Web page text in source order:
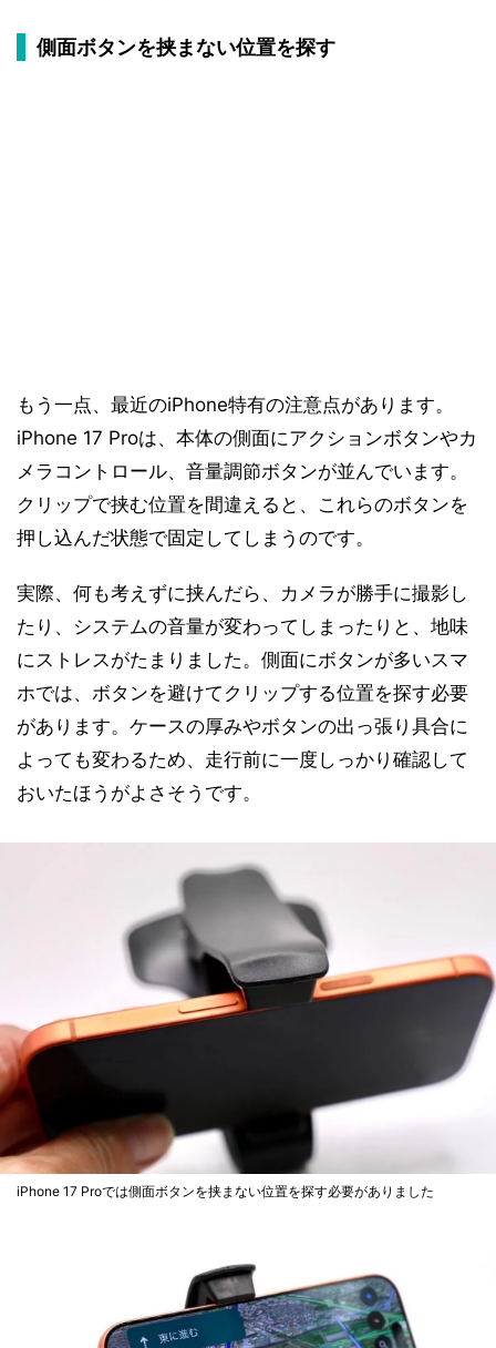
側面ボタンを挟まない位置を探す
もう一点、最近のiPhone特有の注意点があります。
iPhone 17 Proは、本体の側面にアクションボタンやカ
メラコントロール、音量調節ボタンが並んでいます。
クリップで挟む位置を間違えると、これらのボタンを
押し込んだ状態で固定してしまうのです。
実際、何も考えずに挟んだら、カメラが勝手に撮影し
たり、システムの音量が変わってしまったりと、地味
にストレスがたまりました。側面にボタンが多いスマ
ホでは、ボタンを避けてクリップする位置を探す必要
があります。ケースの厚みやボタンの出っ張り具合に
よっても変わるため、走行前に一度しっかり確認して
おいたほうがよさそうです。
iPhone 17 Proでは側面ボタンを挟まない位置を探す必要がありました